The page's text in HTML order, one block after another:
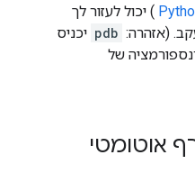
) יכול לעזור לך
(אזהרה: pdb יכניס
של
אוטומטי